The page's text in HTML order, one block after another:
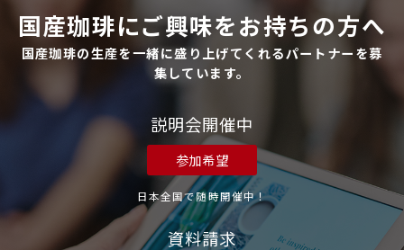
国産珈琲にご興味をお持ちの方へ
国産珈琲の生産を一緒に盛り上げてくれるパートナーを募
集しています。
説明会開催中
参加希望
日本全国で随時開催中！
資料請求